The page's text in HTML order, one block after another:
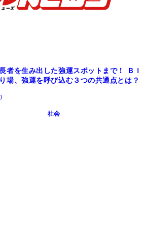
者を生み出した強運スポットまで！ ＢＩ
場、強運を呼び込む３つの共通点とは？
社会